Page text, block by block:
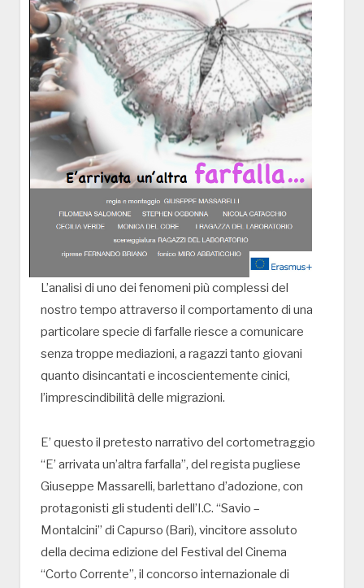
L’analisi di uno dei fenomeni più complessi del
nostro tempo attraverso il comportamento di una
particolare specie di farfalle riesce a comunicare
senza troppe mediazioni, a ragazzi tanto giovani
quanto disincantati e incoscientemente cinici,
l’imprescindibilità delle migrazioni.
E’ questo il pretesto narrativo del cortometraggio
“E’ arrivata un’altra farfalla”, del regista pugliese
Giuseppe Massarelli, barlettano d’adozione, con
protagonisti gli studenti dell’I.C. “Savio –
Montalcini” di Capurso (Bari), vincitore assoluto
della decima edizione del Festival del Cinema
“Corto Corrente”, il concorso internazionale di